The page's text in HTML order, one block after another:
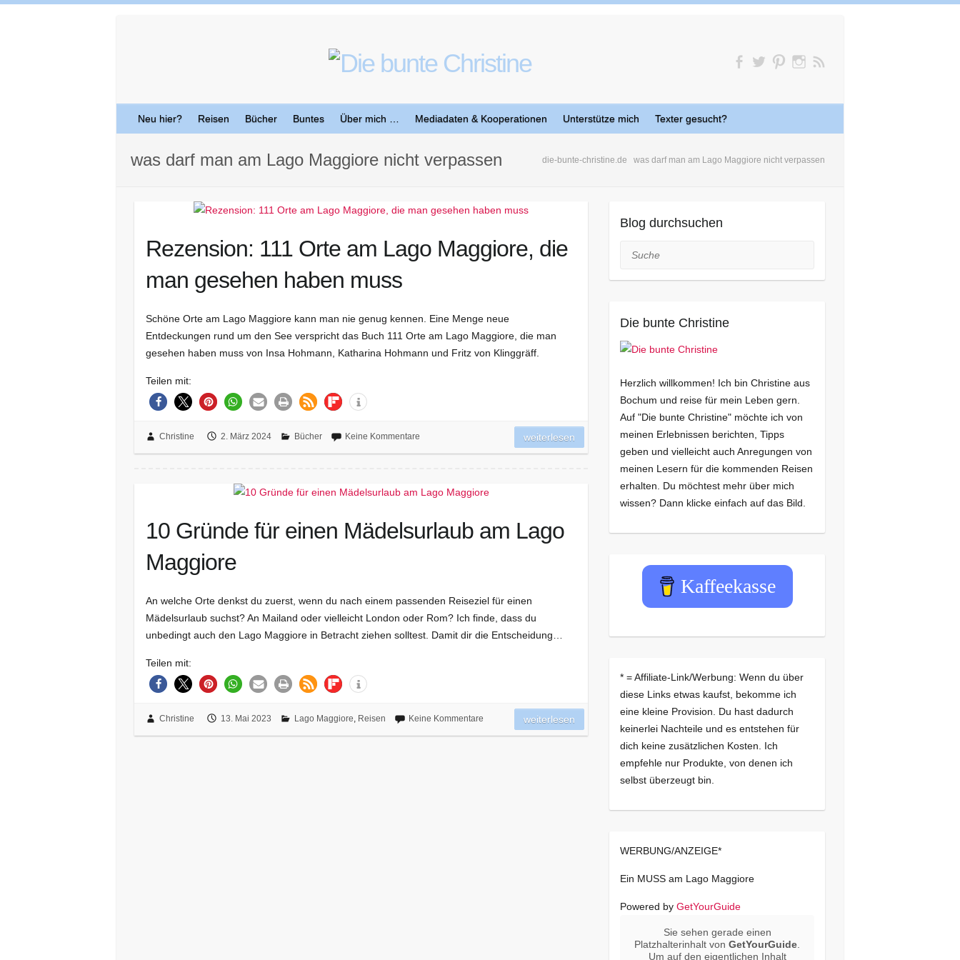
Neu hier? Reisen Bücher Buntes Über mich … Mediadaten & Kooperationen Unterstütze mich Texter gesucht?
die-bunte-christine.de was darf man am Lago Maggiore nicht verpassen
was darf man am Lago Maggiore nicht verpassen
Rezension: 111 Orte am Lago Maggiore, die
man gesehen haben muss
Schöne Orte am Lago Maggiore kann man nie genug kennen. Eine Menge neue
Entdeckungen rund um den See verspricht das Buch 111 Orte am Lago Maggiore, die man
gesehen haben muss von Insa Hohmann, Katharina Hohmann und Fritz von Klinggräff.
Teilen mit:
Christine 2. März 2024 Bücher Keine Kommentare weiterlesen
10 Gründe für einen Mädelsurlaub am Lago
Maggiore
An welche Orte denkst du zuerst, wenn du nach einem passenden Reiseziel für einen
Mädelsurlaub suchst? An Mailand oder vielleicht London oder Rom? Ich finde, dass du
unbedingt auch den Lago Maggiore in Betracht ziehen solltest. Damit dir die Entscheidung…
Teilen mit:
Christine 13. Mai 2023 Lago Maggiore, Reisen Keine Kommentare weiterlesen
Blog durchsuchen
Suche
Die bunte Christine
Herzlich willkommen! Ich bin Christine aus
Bochum und reise für mein Leben gern.
Auf "Die bunte Christine" möchte ich von
meinen Erlebnissen berichten, Tipps
geben und vielleicht auch Anregungen von
meinen Lesern für die kommenden Reisen
erhalten. Du möchtest mehr über mich
wissen? Dann klicke einfach auf das Bild.
Kaffeekasse
* = Affiliate-Link/Werbung: Wenn du über
diese Links etwas kaufst, bekomme ich
eine kleine Provision. Du hast dadurch
keinerlei Nachteile und es entstehen für
dich keine zusätzlichen Kosten. Ich
empfehle nur Produkte, von denen ich
selbst überzeugt bin.
WERBUNG/ANZEIGE*
Ein MUSS am Lago Maggiore
Powered by GetYourGuide
Sie sehen gerade einen
Platzhalterinhalt vonGetYourGuide
Um auf den eigentlichen Inhalt